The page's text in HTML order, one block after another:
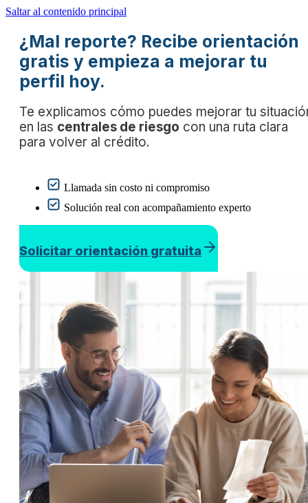
Saltar al contenido principal
¿Mal reporte? Recibe orientación
gratis y empieza a mejorar tu
perfil hoy.
Te explicamos cómo puedes mejorar tu
en las centrales de riesgo con una ruta clara
para volver al crédito.
Llamada sin costo ni compromiso
Solución real con acompañamiento experto
Solicitar orientación gratuita